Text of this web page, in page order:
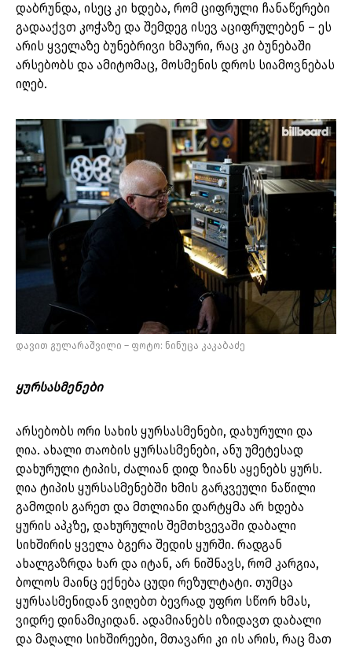
დაბრუნდა, ისეც კი ხდება, რომ ციფრული ჩანაწერები
გადააქვთ კოჭაზე და შემდეგ ისევ აციფრულებენ – ეს
არის ყველაზე ბუნებრივი ხმაური, რაც კი ბუნებაში
არსებობს და ამიტომაც, მოსმენის დროს სიამოვნებას
იღებ.
დავით გულარაშვილი – ფოტო: ნინუცა კაკაბაძე
ყურსასმენები
არსებობს ორი სახის ყურსასმენები, დახურული და
ღია. ახალი თაობის ყურსასმენები, ანუ უმეტესად
დახურული ტიპის, ძალიან დიდ ზიანს აყენებს ყურს.
ღია ტიპის ყურსასმენებში ხმის გარკვეული ნაწილი
გამოდის გარეთ და მთლიანი დარტყმა არ ხდება
ყურის აპკზე, დახურულის შემთხვევაში დაბალი
სიხშირის ყველა ბგერა შედის ყურში. რადგან
ახალგაზრდა ხარ და იტან, არ ნიშნავს, რომ კარგია,
ბოლოს მაინც ექნება ცუდი რეზულტატი. თუმცა
ყურსასმენიდან ვიღებთ ბევრად უფრო სწორ ხმას,
ვიდრე დინამიკიდან. ადამიანებს იზიდავთ დაბალი
და მაღალი სიხშირეები, მთავარი კი ის არის, რაც მათ